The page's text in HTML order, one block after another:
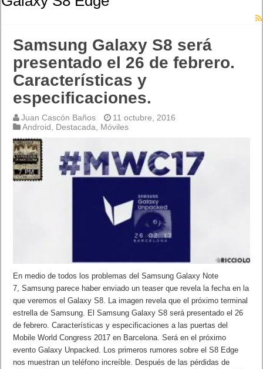
Samsung Galaxy S8 será
presentado el 26 de febrero.
Características y
especificaciones.
Juan Cascón Baños
11 octubre, 2016
Android
Destacada Móviles
En medio de todos los problemas del Samsung Galaxy Note
7, Samsung parece haber enviado un teaser que revela la fecha en la
que veremos el Galaxy S8. La imagen revela que el próximo terminal
estrella de Samsung. El Samsung Galaxy S8 será presentado el 26
de febrero. Características y especificaciones a las puertas del
Mobile World Congress 2017 en Barcelona. Será en el próximo
evento Galaxy Unpacked. Los primeros rumores sobre el S8 Edge
nos muestran un teléfono increíble. Después de las pérdidas de